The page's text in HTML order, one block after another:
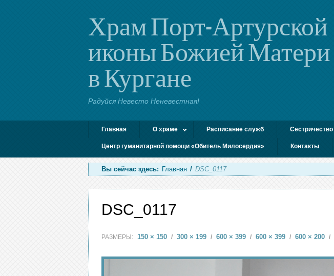
Храм Порт-Артурской
иконы Божией Матери
в Кургане
Радуйся Невесто Неневестная!
Главная О храме Расписание служб Сестричество
Центр гуманитарной помощи «Обитель Милосердия» Контакты
Вы сейчас здесь: Главная / DSC_0117
DSC_0117
РАЗМЕРЫ: 150 × 150 / 300 × 199 / 600 × 399 / 600 × 399 / 600 × 200 /